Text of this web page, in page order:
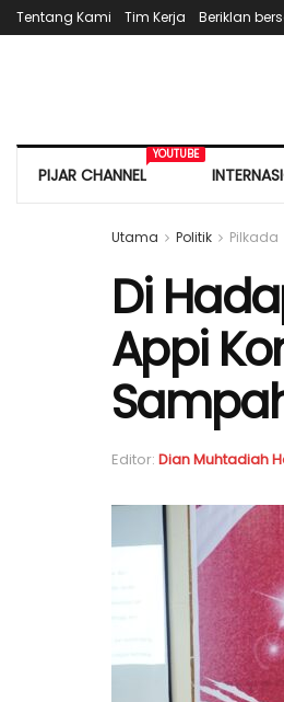
Tentang Kami Tim Kerja Beriklan
PIJAR CHANNEL
YOUTUBE
Utama Politik Pilkada
Di
Appi
Editor: Dian Muhtadiah